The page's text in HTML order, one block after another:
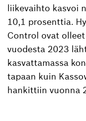
liikevaihto kasvoi
10,1 prosenttia.
Control ovat
vuodesta 2023
kasvattamassa
tapaan kuin
hankittiin vuonna